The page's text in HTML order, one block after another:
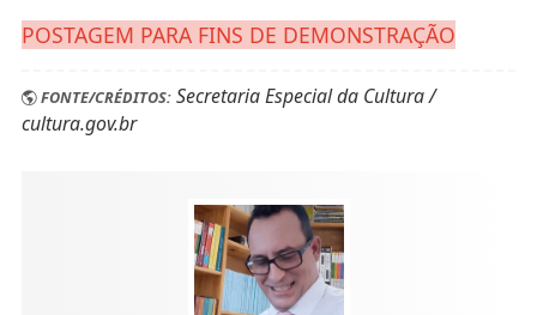
POSTAGEM PARA FINS DE DEMONSTRAÇÃO
FONTE/CRÉDITOS:Secretaria Especial da Cultura /
cultura.gov.br